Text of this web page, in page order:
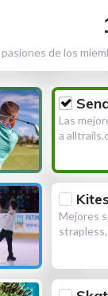
de los
Las
a
Mejores